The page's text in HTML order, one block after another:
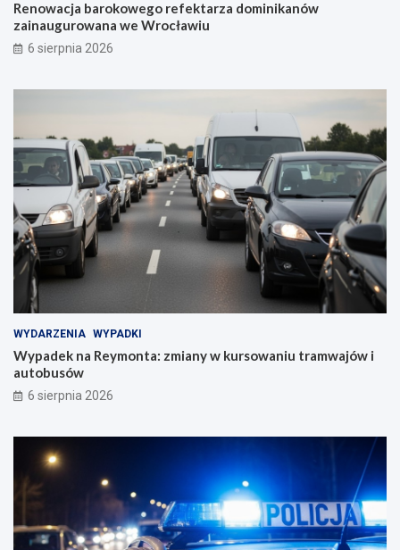
Renowacja barokowego refektarza dominikanów
zainaugurowana we Wrocławiu
6 sierpnia 2026
WYDARZENIA WYPADKI
Wypadek na Reymonta: zmiany w kursowaniu tramwajów i
autobusów
6 sierpnia 2026